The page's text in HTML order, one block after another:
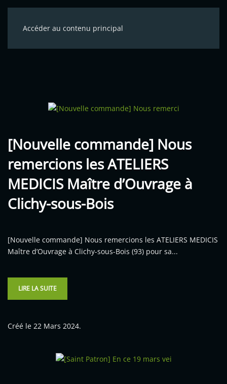
Accéder au contenu principal
[Nouvelle commande] Nous
remercions les ATELIERS
MEDICIS Maître d’Ouvrage à
Clichy-sous-Bois
[Nouvelle commande] Nous remercions les ATELIERS MEDICIS
Maître d’Ouvrage à Clichy-sous-Bois (93) pour sa...
LIRE LA SUITE
Créé le 22 Mars 2024.